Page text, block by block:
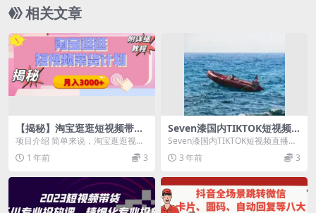
相关文章
【揭秘】淘宝逛逛短视频带货
计划，有人能月入3000+（附
项目教程）
项目介绍 简单来说，淘宝逛逛视频
分成计划就是你在淘宝平台发布短
视频，只要视频有观...
1 年前 3
Seven漆国内TIKTOK短视频
直播训练营，全球直播带货的
风口赶紧乘风掘金
Seven漆国内TIKTOK短视频直播训
练营，全球直播带货的风口赶紧乘
风掘金 课...
3 年前 3